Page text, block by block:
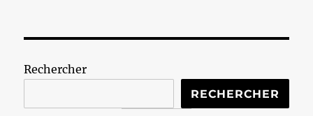
Rechercher
RECHERCHER